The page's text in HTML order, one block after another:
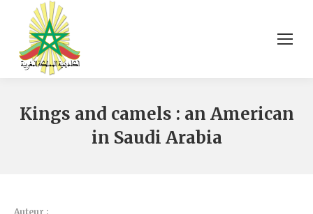
Kings and camels : an American
in Saudi Arabia
Auteur :